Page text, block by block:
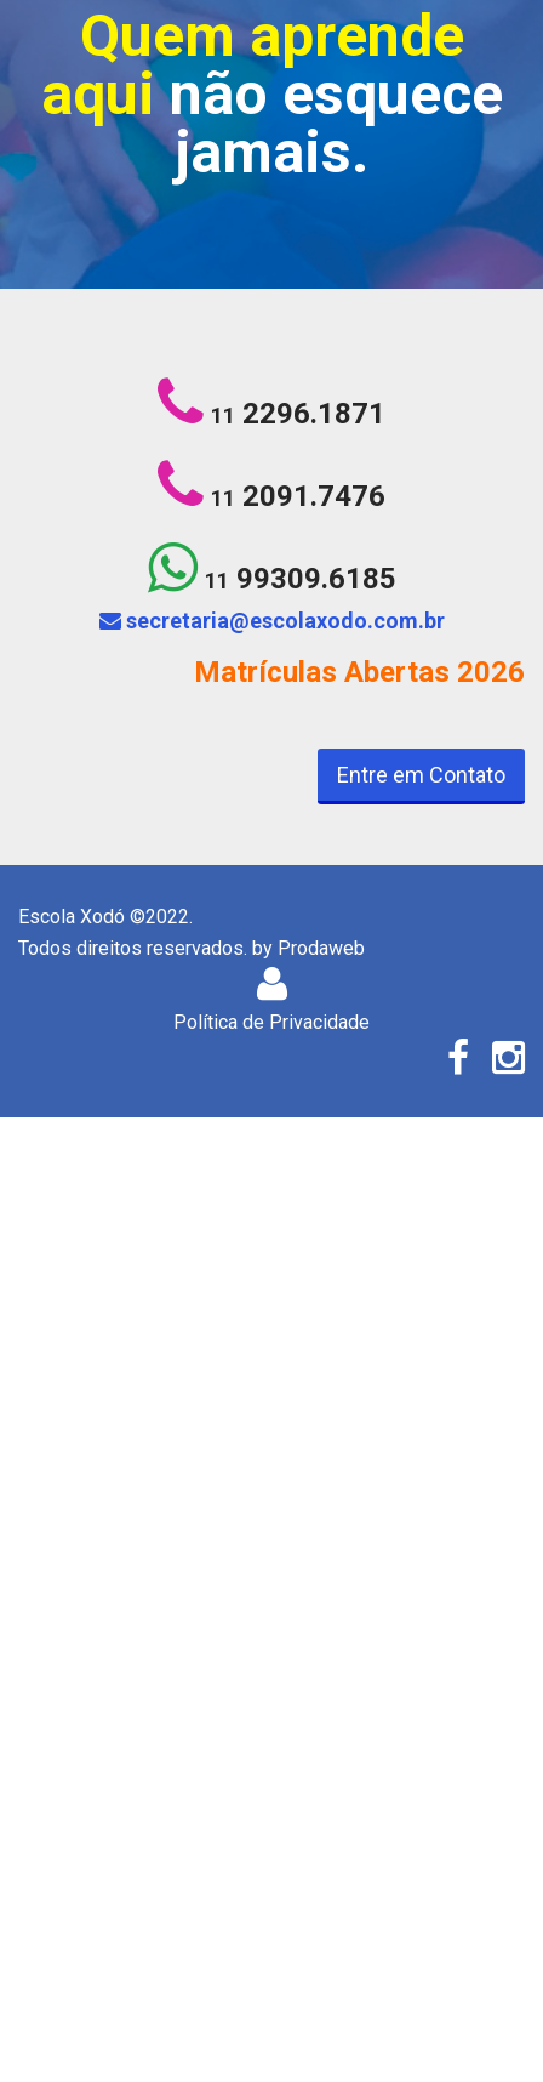
Quem aprende
aqui não esquece
jamais.
11 2296.1871
11 2091.7476
11 99309.6185
secretaria@escolaxodo.com.br
Matrículas Abertas 2026
Entre em Contato
Escola Xodó ©2022.
Todos direitos reservados. by Prodaweb
Política de Privacidade